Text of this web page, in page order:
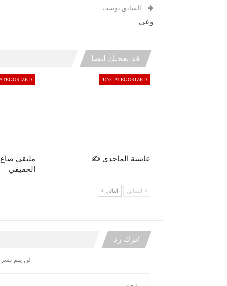
السابق بوست
وعي
قد يعجبك ايضا
UNCATEGORIZED
عائشة الماجدي ✍️
ملتقى
الحقيقي
السابق التالي
اترك رد
لن يتم نشر